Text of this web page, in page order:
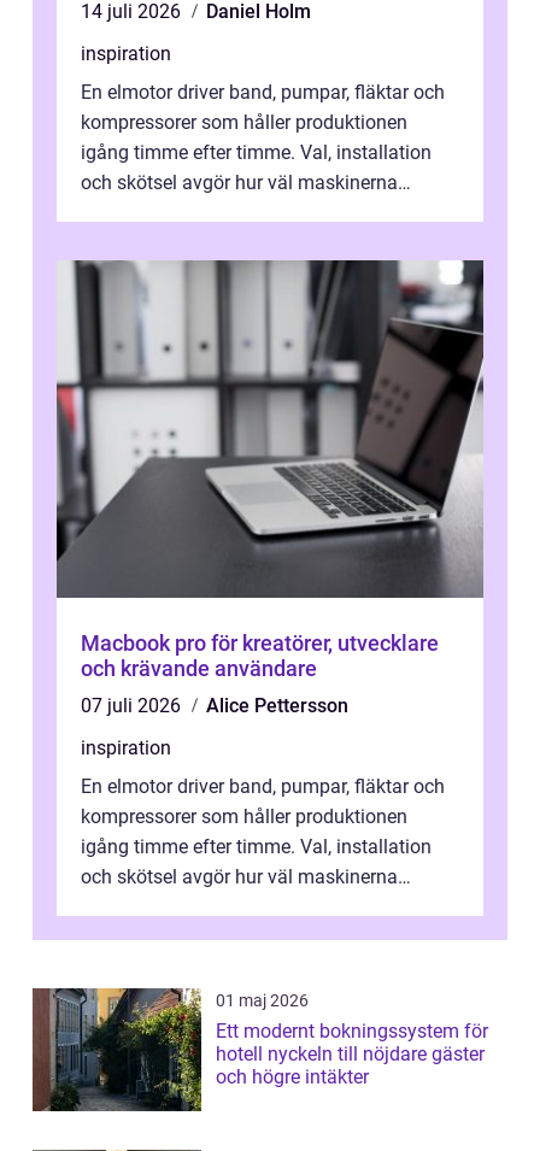
14 juli 2026
Daniel Holm
inspiration
En elmotor driver band, pumpar, fläktar och
kompressorer som håller produktionen
igång timme efter timme. Val, installation
och skötsel avgör hur väl maskinerna
Macbook pro för kreatörer, utvecklare
och krävande användare
07 juli 2026
Alice Pettersson
inspiration
En elmotor driver band, pumpar, fläktar och
kompressorer som håller produktionen
igång timme efter timme. Val, installation
och skötsel avgör hur väl maskinerna
01 maj 2026
Ett modernt bokningssystem för
hotell nyckeln till nöjdare gäster
och högre intäkter